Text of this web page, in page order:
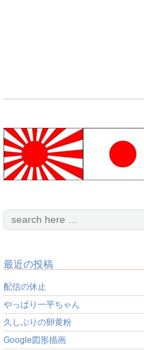
最近の投稿
配信の休止
やっぱり一平ちゃん
久しぶりの卵黄粉
Google図形描画